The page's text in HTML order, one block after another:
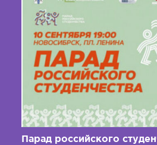
Парад российского